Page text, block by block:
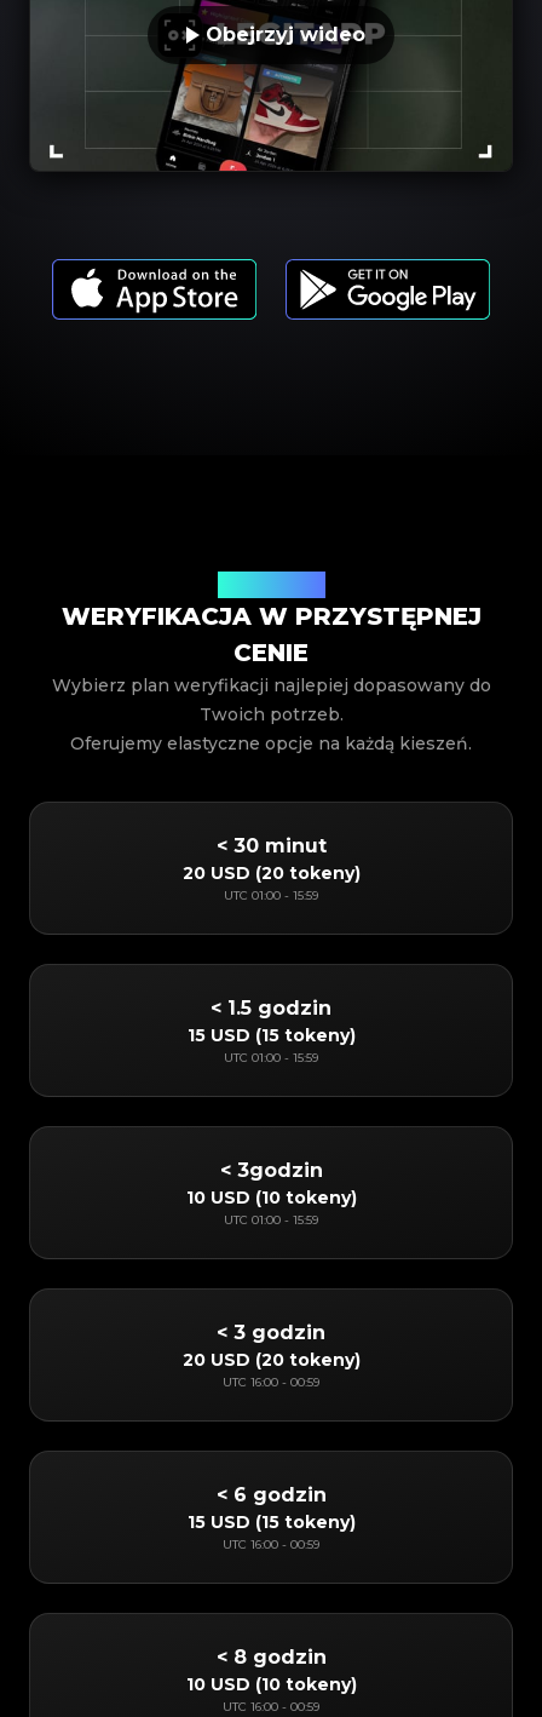
Obejrzyj wideo
WERYFIKACJA W PRZYSTĘPNEJ
CENIE
Wybierz plan weryfikacji najlepiej dopasowany do
Twoich potrzeb.
Oferujemy elastyczne opcje na każdą kieszeń.
< 30 minut
20 USD (20 tokeny)
UTC 01:00 - 15:59
< 1.5 godzin
15 USD (15 tokeny)
UTC 01:00 - 15:59
< 3godzin
10 USD (10 tokeny)
UTC 01:00 - 15:59
< 3 godzin
20 USD (20 tokeny)
UTC 16:00 - 00:59
< 6 godzin
15 USD (15 tokeny)
UTC 16:00 - 00:59
< 8 godzin
10 USD (10 tokeny)
UTC 16:00 - 00:59